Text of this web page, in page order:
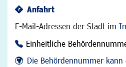
Anfahrt
E-Mail-Adressen der Stadt im
Einheitliche
Die Behördennummer